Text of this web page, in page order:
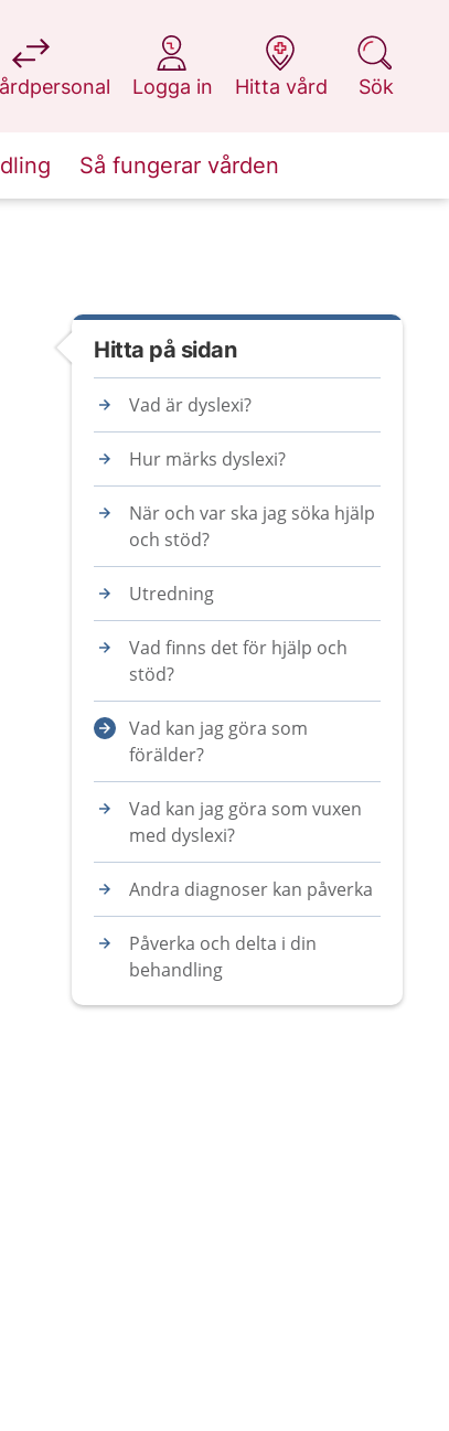
1177.se
Logga in
på 1177.se
Hitta vård
på 1177.se
Sök
på 1177.se
Så fungerar vården
Hitta på sidan
Vad är dyslexi?
Hur märks dyslexi?
När och var ska jag söka hjälp
och stöd?
Utredning
Vad finns det för hjälp och
stöd?
Vad kan jag göra som
förälder?
Vad kan jag göra som vuxen
med dyslexi?
Andra diagnoser kan påverka
Påverka och delta i din
behandling